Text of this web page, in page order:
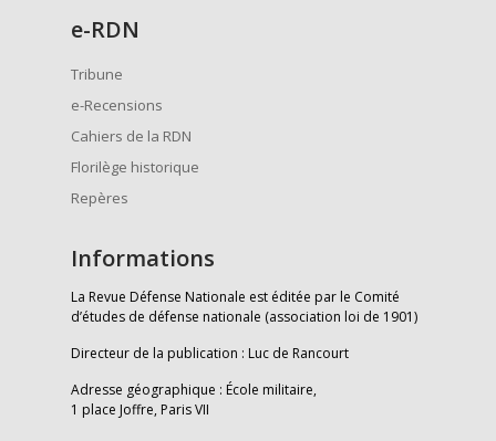
e-RDN
Tribune
e-Recensions
Cahiers de la RDN
Florilège historique
Repères
Informations
La Revue Défense Nationale est éditée par le Comité
d’études de défense nationale (association loi de 1901)
Directeur de la publication : Luc de Rancourt
Adresse géographique : École militaire,
1 place Joffre, Paris VII